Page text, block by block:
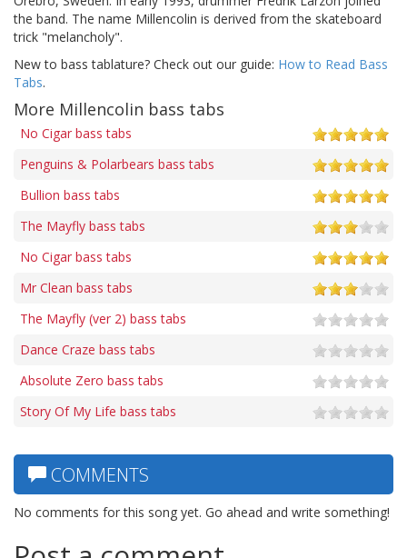
the band. The name Millencolin is derived from the skateboard
trick "melancholy".
New to bass tablature? Check out our guide: How to Read Bass
Tabs.
More Millencolin bass tabs
No Cigar bass tabs
Penguins & Polarbears bass tabs
Bullion bass tabs
The Mayfly bass tabs
No Cigar bass tabs
Mr Clean bass tabs
The Mayfly (ver 2) bass tabs
Dance Craze bass tabs
Absolute Zero bass tabs
Story Of My Life bass tabs
COMMENTS
No comments for this song yet. Go ahead and write something!